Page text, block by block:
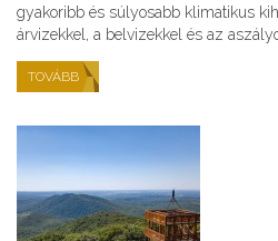
gyakoribb és súlyosabb klimatikus
árvizekkel, a belvizekkel és az
TOVÁBB